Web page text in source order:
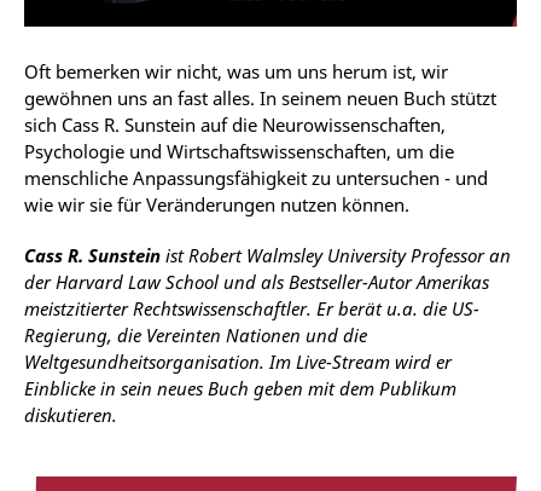
Oft bemerken wir nicht, was um uns herum ist, wir
gewöhnen uns an fast alles. In seinem neuen Buch stützt
sich Cass R. Sunstein auf die Neurowissenschaften,
Psychologie und Wirtschaftswissenschaften, um die
menschliche Anpassungsfähigkeit zu untersuchen - und
wie wir sie für Veränderungen nutzen können.
Cass R. Sunstein ist Robert Walmsley University Professor an
der Harvard Law School und als Bestseller-Autor Amerikas
meistzitierter Rechtswissenschaftler. Er berät u.a. die US-
Regierung, die Vereinten Nationen und die
Weltgesundheitsorganisation. Im Live-Stream wird er
Einblicke in sein neues Buch geben mit dem Publikum
diskutieren.